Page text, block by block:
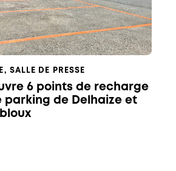
, SALLE DE PRESSE
6 points de recharge
parking de Delhaize et